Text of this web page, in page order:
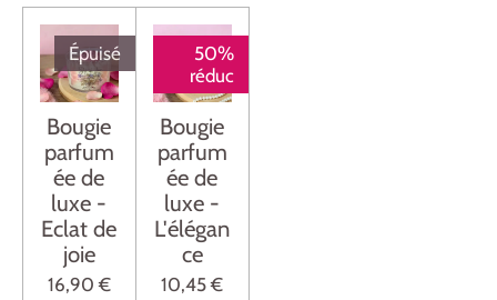
Épuisé
Bougie
parfum
ée de
luxe -
Eclat de
joie
16,90 €
50%
réduc
Bougie
parfum
ée de
luxe -
L'élégan
ce
10,45 €